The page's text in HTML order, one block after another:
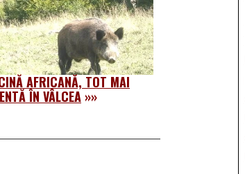
AFRICANĂ, TOT MAI
ÎN VÂLCEA »»